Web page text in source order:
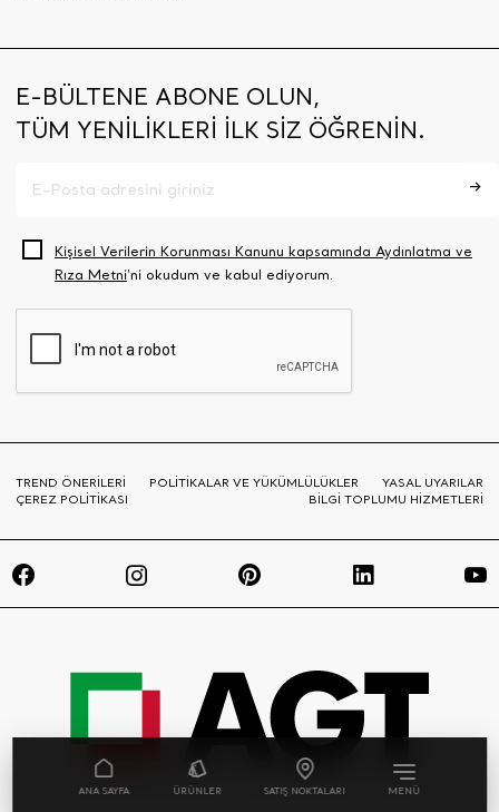
ANA SAYFA ÜRÜNLER SATIŞ NOKTALARI MENÜ
E-BÜLTENE ABONE OLUN,
TÜM YENİLİKLERİ İLK SİZ ÖĞRENİN.
Kişisel Verilerin Korunması Kanunu kapsamında Aydınlatma ve
Rıza Metni‘ni okudum ve kabul ediyorum.
TREND ÖNERİLERİ POLİTİKALAR VE YÜKÜMLÜLÜKLER
YASAL UYARILAR
ÇEREZ POLİTİKASI
BİLGİ TOPLUMU HİZMETLERİ